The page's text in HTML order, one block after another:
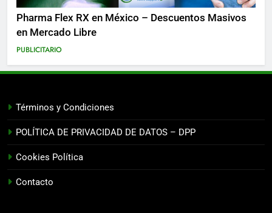
Pharma Flex RX en México – Descuentos Masivos
en Mercado Libre
PUBLICITARIO
Términos y Condiciones
POLÍTICA DE PRIVACIDAD DE DATOS – DPP
Cookies Política
Contacto